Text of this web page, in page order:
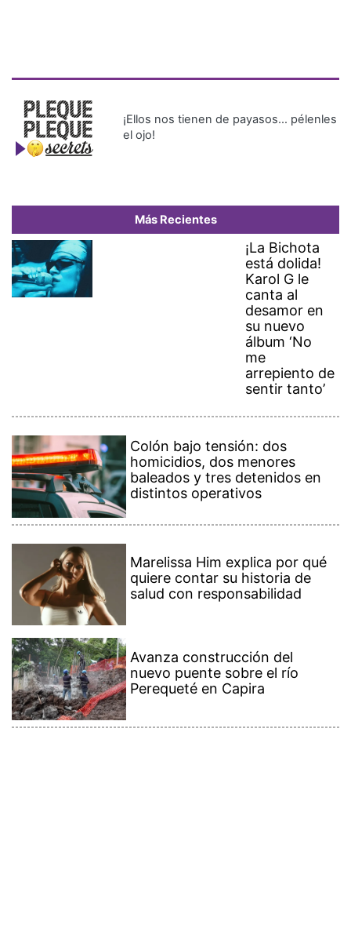
¡Ellos nos tienen de payasos… pélenles
el ojo!
Más Recientes
¡La Bichota
está dolida!
Karol G le
canta al
desamor en
su nuevo
álbum ‘No
me
arrepiento de
sentir tanto’
Colón bajo tensión: dos
homicidios, dos menores
baleados y tres detenidos en
distintos operativos
Marelissa Him explica por qué
quiere contar su historia de
salud con responsabilidad
Avanza construcción del
nuevo puente sobre el río
Perequeté en Capira